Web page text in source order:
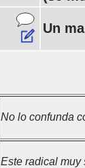
Un
No lo confunda
Este radical muy